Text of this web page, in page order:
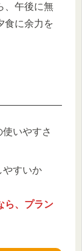
、午後に無
食に余力を
いやすさ
やすいか
ら、プラン